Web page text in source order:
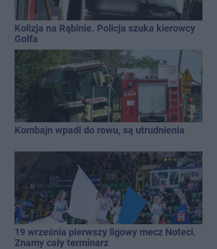
Kolizja na Rąbinie. Policja szuka kierowcy
Golfa
Kombajn wpadł do rowu, są utrudnienia
19 września pierwszy ligowy mecz Noteci.
Znamy cały terminarz